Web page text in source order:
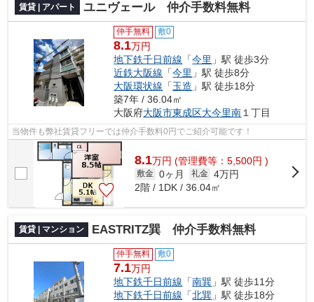
賃貸 | アパート ユニヴェール 仲介手数料無料
仲手無料 敷0
8.1万円
地下鉄千日前線 「今里 」駅 徒歩3分
近鉄大阪線 「今里 」駅 徒歩8分
大阪環状線 「玉造 」駅 徒歩18分
築7年 / 36.04㎡
大阪府大阪市東成区大今里南１丁目
当物件も弊社賃貸フリーでは仲介手数料0円でご紹介可能です！
8.1万円 (管理費等：5,500円 )
敷金 0ヶ月 礼金 4万円
2階 / 1DK / 36.04㎡
賃貸 | マンション EASTRITZ巽 仲介手数料無料
仲手無料 敷0
7.1万円
地下鉄千日前線 「南巽 」駅 徒歩11分
地下鉄千日前線 「北巽 」駅 徒歩18分